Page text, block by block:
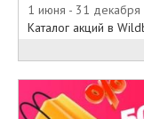
1 июня - 31
Каталог акций в